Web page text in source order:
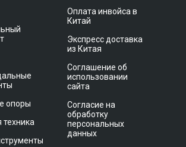
опоры
техника
Оплата инвойса в
Китай
Экспресс доставка
из Китая
Соглашение об
использовании
сайта
Согласие на
обработку
персональных
данных